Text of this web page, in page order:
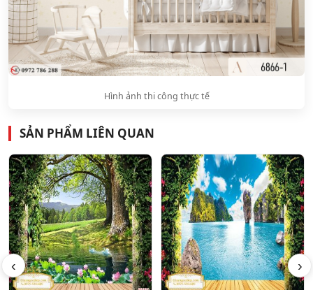
Hình ảnh thi công thực tế
SẢN PHẨM LIÊN QUAN
‹ ›